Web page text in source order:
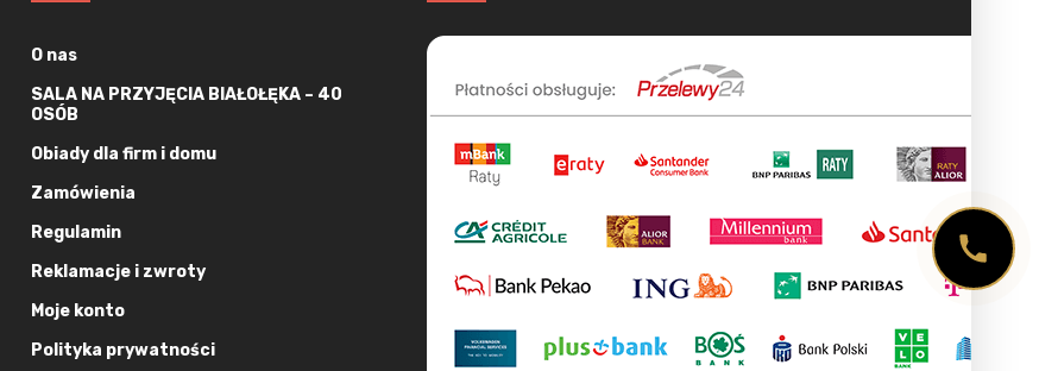
O nas
SALA NA PRZYJĘCIA BIAŁOŁĘKA – 40
OSÓB
Obiady dla firm i domu
Zamówienia
Regulamin
Reklamacje i zwroty
Moje konto
Polityka prywatności